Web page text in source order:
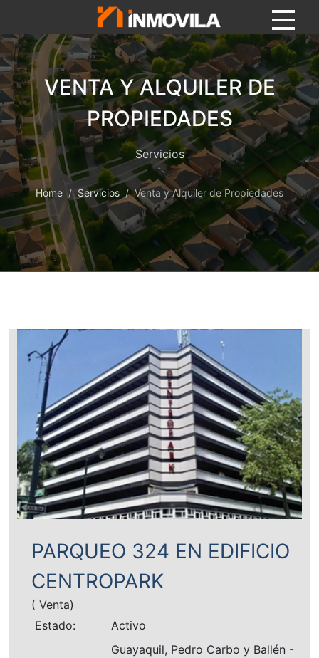
VENTA Y ALQUILER DE
PROPIEDADES
Servicios
Home Servicios Venta y Alquiler de Propiedades
PARQUEO 324 EN EDIFICIO
CENTROPARK
( Venta)
Estado:
Activo
Guayaquil, Pedro Carbo y Ballén -